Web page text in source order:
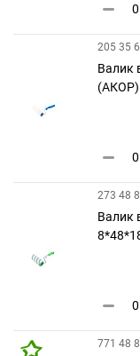
205 35
Валик
(АКОР)
273 48
Валик
771 48